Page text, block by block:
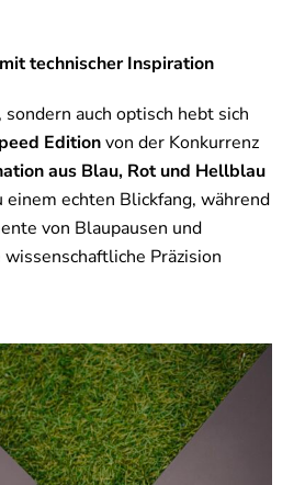
technischer Inspiration
auch optisch hebt sich
Editionvon der Konkurrenz
aus Blau, Rot und Hellblau
einem echten Blickfang, während
von Blaupausen und
Präzision